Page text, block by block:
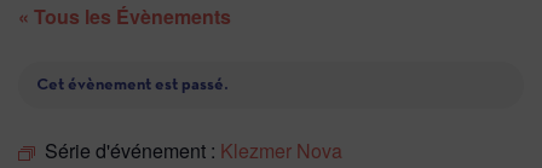
« Tous les Évènements
Cet évènement est passé.
Série d'événement : Klezmer Nova